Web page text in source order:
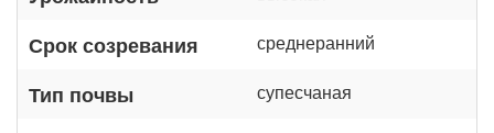
Срок созревания среднеранний
Тип почвы супесчаная